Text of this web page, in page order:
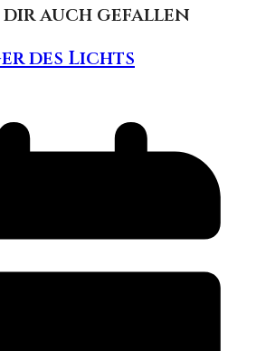
dir auch gefallen
des Lichts